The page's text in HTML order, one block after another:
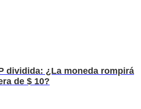
dividida: ¿La moneda rompirá
de $ 10?